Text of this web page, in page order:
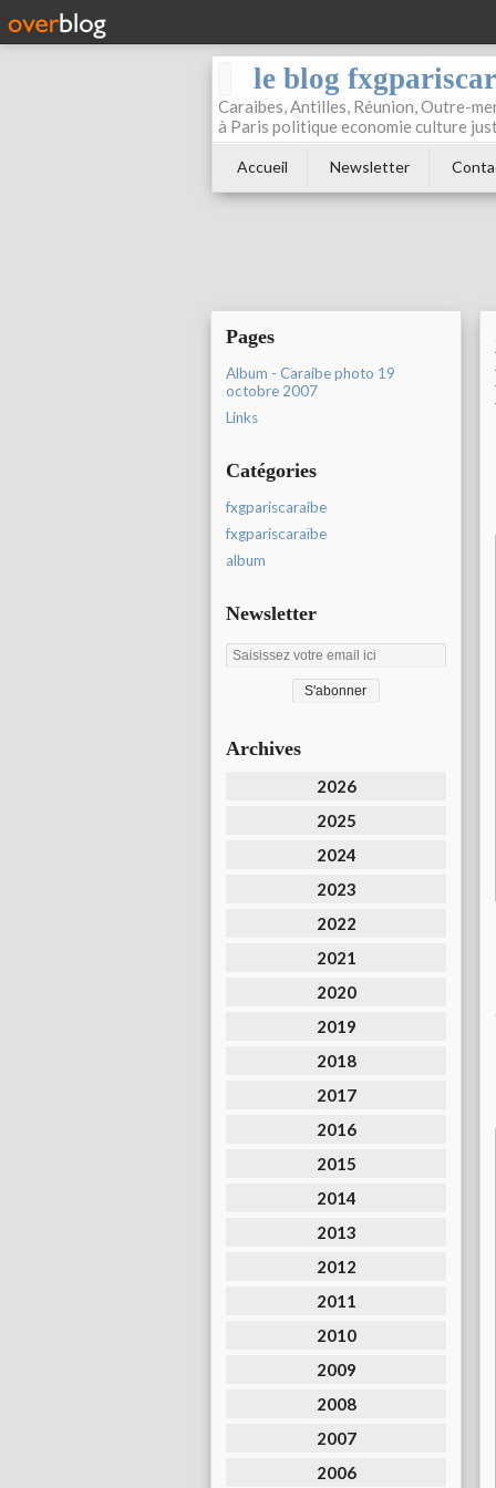
le blog
Caraibes, Antilles, Réunion, Outre-
à Paris politique economie culture
Accueil Newsletter
Pages
Album - Caraibe photo 19
octobre 2007
Links
Catégories
fxgpariscaraibe
fxgpariscaraïbe
album
Newsletter
Archives
2026
2025
2024
2023
2022
2021
2020
2019
2018
2017
2016
2015
2014
2013
2012
2011
2010
2009
2008
2007
2006